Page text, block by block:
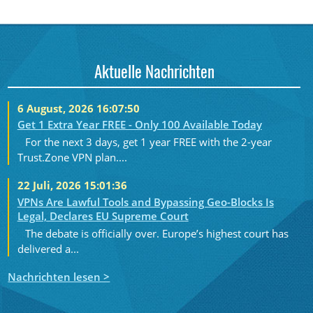
Aktuelle Nachrichten
6 August, 2026 16:07:50
Get 1 Extra Year FREE - Only 100 Available Today
For the next 3 days, get 1 year FREE with the 2-year
Trust.Zone VPN plan....
22 Juli, 2026 15:01:36
VPNs Are Lawful Tools and Bypassing Geo-Blocks Is
Legal, Declares EU Supreme Court
The debate is officially over. Europe’s highest court has
delivered a...
Nachrichten lesen >